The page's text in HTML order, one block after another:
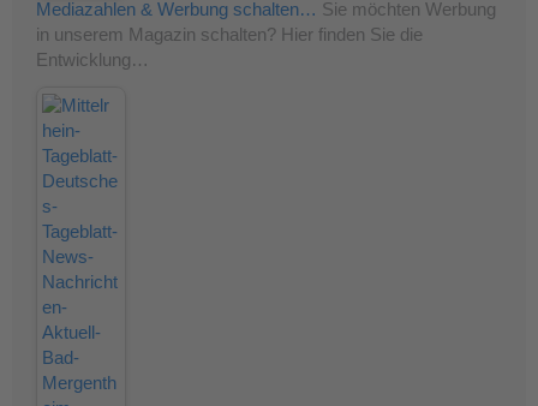
Mediazahlen & Werbung schalten… Sie möchten Werbung
in unserem Magazin schalten? Hier finden Sie die
Entwicklung…